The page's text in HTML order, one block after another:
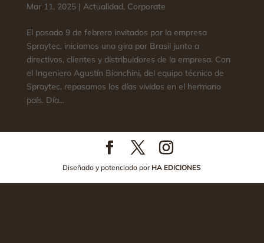
Mar 11, 2025| Actualidad, Corporate
El pasado 9 de febrero invitados por la empresa
Spraytec, iniciamos una gira por Brasil junto a
directivos, clientes y distribuidores de la empresa. Con
el Ingeniero Agustín Bianchini, del equipo técnico de
Spraytec, repasamos los días vividos en el hermano
país. Día...
Diseñado y potenciado por HA EDICIONES